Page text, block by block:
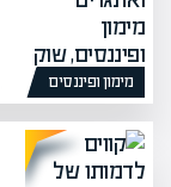
מימון ופיננסים